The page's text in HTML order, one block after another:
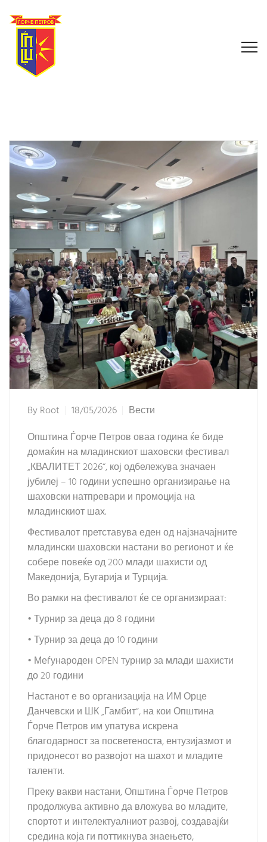
ByRoot 18/05/2026
Вести
Општина Ѓорче Петров оваа година ќе биде
домаќин на младинскиот шаховски фестивал
„КВАЛИТЕТ 2026“, кој одбележува значаен
јубилеј – 10 години успешно организирање на
шаховски натпревари и промоција на
младинскиот шах.
Фестивалот претставува еден од најзначајните
младински шаховски настани во регионот и ќе
собере повеќе од 200 млади шахисти од
Македонија, Бугарија и Турција.
Во рамки на фестивалот ќе се организираат:
• Турнир за деца до 8 години
• Турнир за деца до 10 години
• Меѓународен OPEN турнир за млади шахисти
до 20 години
Настанот е во организација на ИМ Орце
Данчевски и ШК „Гамбит“, на кои Општина
Ѓорче Петров им упатува искрена
благодарност за посветеноста, ентузијазмот и
придонесот во развојот на шахот и младите
таленти.
Преку вакви настани, Општина Ѓорче Петров
продолжува активно да вложува во младите,
спортот и интелектуалниот развој, создавајќи
средина која ги поттикнува знаењето,